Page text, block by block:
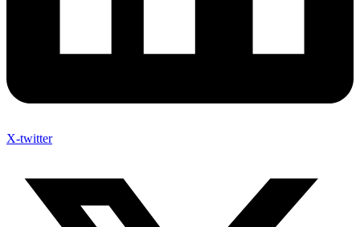
X-twitter